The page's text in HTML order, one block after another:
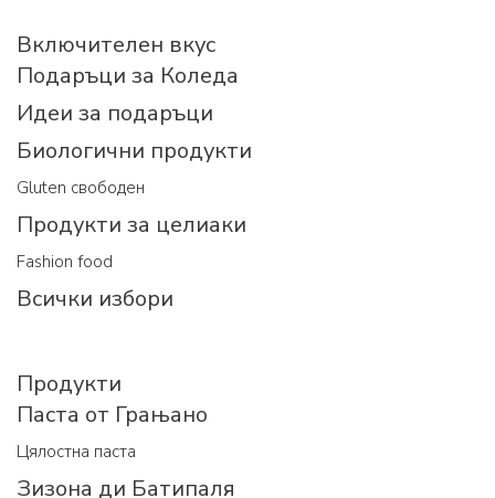
Включителен вкус
Подаръци за Коледа
Идеи за подаръци
Биологични продукти
Gluten свободен
Продукти за целиаки
Fashion food
Всички избори
Продукти
Паста от Грањано
Цялостна паста
Зизона ди Батипаля